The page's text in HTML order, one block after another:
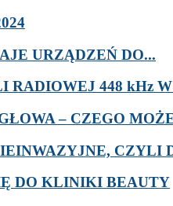
URZĄDZEŃ DO...
448 kHz
– CZEGO
CZYLI
DO KLINIKI BEAUTY